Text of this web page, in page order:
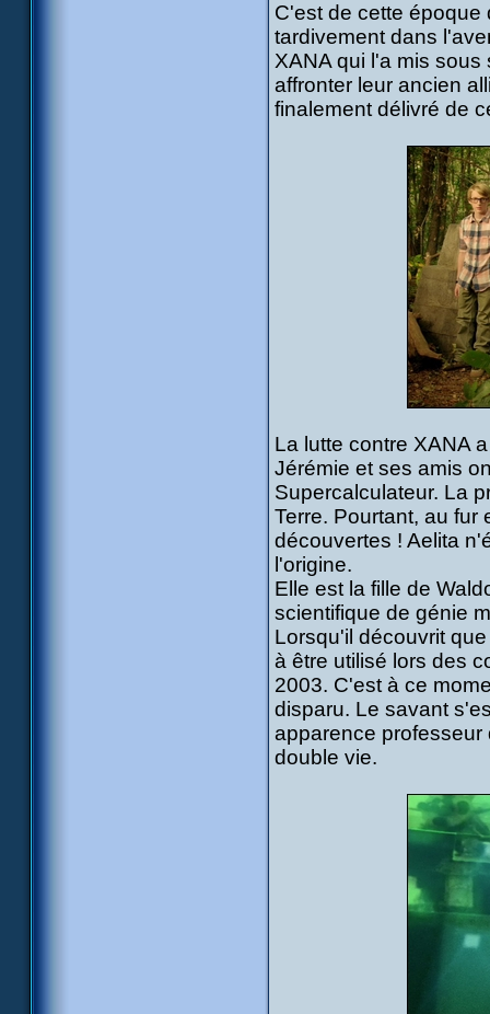
C'est de cette époque
tardivement dans
XANA qui l'a mis
affronter leur ancien
finalement délivré de
La lutte contre XANA
Jérémie et ses amis
Supercalculateur. La
Terre. Pourtant, au fur
découvertes ! Aelita
l'origine.
Elle est la fille de
scientifique de génie
Lorsqu'il découvrit
à être utilisé lors des
2003. C'est à ce
disparu. Le savant
apparence professeur
double vie.